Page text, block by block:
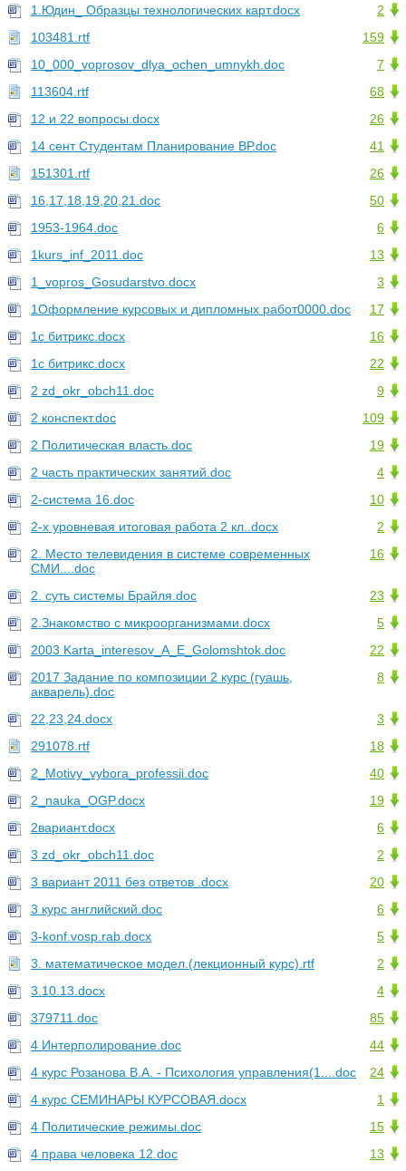
2
1.Юдин_ Образцы технологических карт.docx
159
103481.rtf
7
10_000_voprosov_dlya_ochen_umnykh.doc
68
113604.rtf
26
12 и 22 вопросы.docx
41
14 сент Студентам Планирование ВР.doc
26
151301.rtf
50
16,17,18,19,20,21.doc
6
1953-1964.doc
13
1kurs_inf_2011.doc
3
1_vopros_Gosudarstvo.docx
17
1Оформление курсовых и дипломных работ0000.doc
16
1с битрикс.docx
22
1с битрикс.docx
9
2 zd_okr_obch11.doc
109
2 конспект.doc
19
2 Политическая власть.doc
4
2 часть практических занятий.doc
10
2-система 16.doc
2
2-х уровневая итоговая работа 2 кл..docx
16
2. Место телевидения в системе современных
СМИ....doc
23
2. суть системы Брайля.doc
5
2.Знакомство с микроорганизмами.docx
22
2003 Karta_interesov_A_E_Golomshtok.doc
8
2017 Задание по композиции 2 курс (гуашь,
акварель).doc
3
22,23,24.docx
18
291078.rtf
40
2_Motivy_vybora_professii.doc
19
2_nauka_OGP.docx
6
2вариант.docx
2
3 zd_okr_obch11.doc
20
3 вариант 2011 без ответов .docx
6
3 курс английский.doc
5
3-konf.vosp.rab.docx
2
3. математическое модел.(лекционный курс).rtf
4
3.10.13.docx
85
379711.doc
44
4 Интерполирование.doc
24
4 курс Розанова В.А. - Психология управления(1....doc
1
4 курс СЕМИНАРЫ КУРСОВАЯ.docx
15
4 Политические режимы.doc
13
4 права человека 12.doc